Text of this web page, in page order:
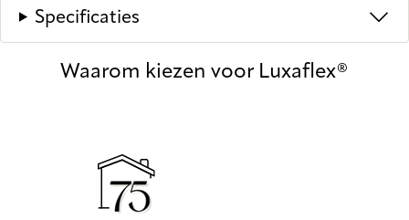
Specificaties
Waarom kiezen voor Luxaflex®